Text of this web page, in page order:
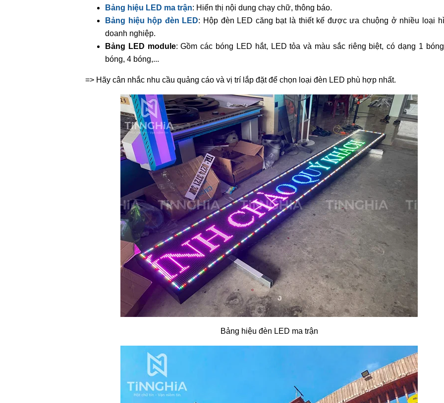
Bảng hiệu LED ma trận: Hiển thị nội dung chạy chữ, thông báo.
Bảng hiệu hộp đèn LED: Hộp đèn LED căng bạt là thiết kế được ưa chuộng ở nhiều loại
doanh nghiệp.
Bảng LED module: Gồm các bóng LED hắt, LED tỏa và màu sắc riêng biệt, có dạng 1
bóng, 4 bóng,...
=> Hãy cân nhắc nhu cầu quảng cáo và vị trí lắp đặt để chọn loại đèn LED phù hợp nhất.
Bảng hiệu đèn LED ma trận